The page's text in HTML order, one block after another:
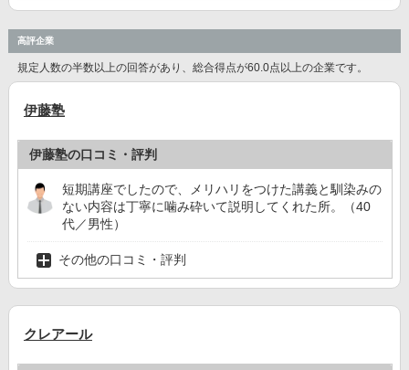
高評企業
規定人数の半数以上の回答があり、総合得点が60.0点以上の企業です。
伊藤塾
伊藤塾の口コミ・評判
短期講座でしたので、メリハリをつけた講義と馴染みの
ない内容は丁寧に噛み砕いて説明してくれた所。（40
代／男性）
その他の口コミ・評判
クレアール